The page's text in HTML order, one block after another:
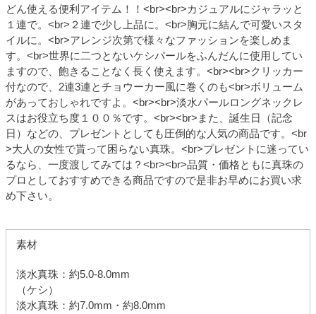
どん使える便利アイテム！！<br><br>カジュアルにジャラッと
１連で。<br>２連で少し上品に。<br>胸元に結んで可愛いスタ
イルに。<br>アレンジ次第で様々なファッションを楽しめま
す。<br>世界に二つとないケシパールをふんだんに使用してい
ますので、飽きることなく長く使えます。<br><br>クリッカー
付なので、2連3連とチョウーカー風に巻くのも<br>ボリューム
があっておしゃれですよ。<br><br>淡水パールロングネックレ
スはお役立ち度１００％です。<br><br>また、誕生日（記念
日）などの、プレゼントとしても圧倒的な人気の商品です。<br
>大人の女性で貰って困らない真珠。<br>プレゼントに迷ってい
るなら、一度渡してみては？<br><br>品質・価格ともに真珠の
プロとしておすすめできる商品ですので是非お早めにお買い求
め下さい。
素材
淡水真珠：約5.0-8.0mm
（ケシ）
淡水真珠：約7.0mm・約8.0mm